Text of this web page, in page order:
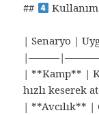
##
| Senaryo |
| **Kamp** |
hızlı keserek
| **Avcılık** |